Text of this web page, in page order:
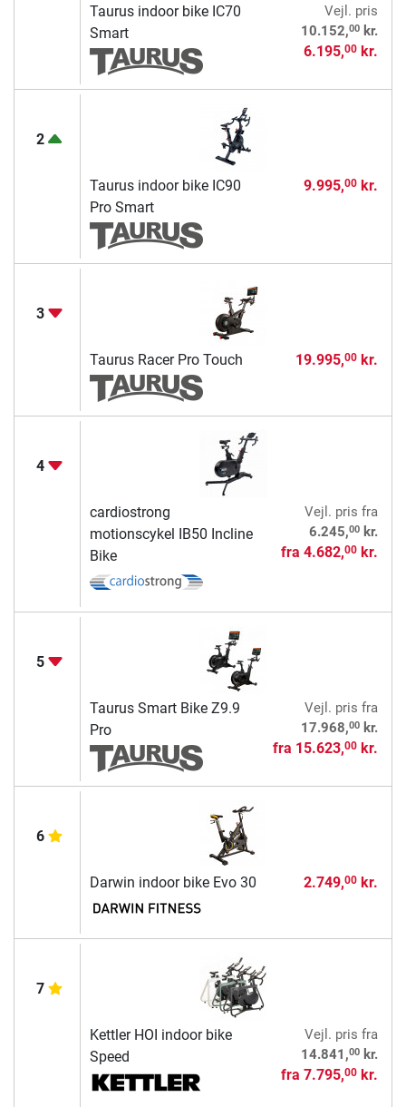
Taurus indoor bike IC70
Smart
Vejl. pris
10.152,00kr.
6.195,00kr.
2
Taurus indoor bike IC90
Pro Smart
9.995,00kr.
3
Taurus Racer Pro Touch 19.995,00kr.
4
cardiostrong
motionscykel IB50 Incline
Bike
Vejl. pris fra
6.245,00kr.
fra 4.682,00kr.
5
Taurus Smart Bike Z9.9
Pro
Vejl. pris fra
17.968,00kr.
fra 15.623,00kr.
6
Darwin indoor bike Evo 30 2.749,00kr.
7
Kettler HOI indoor bike
Speed
Vejl. pris fra
14.841,00kr.
fra 7.795,00kr.